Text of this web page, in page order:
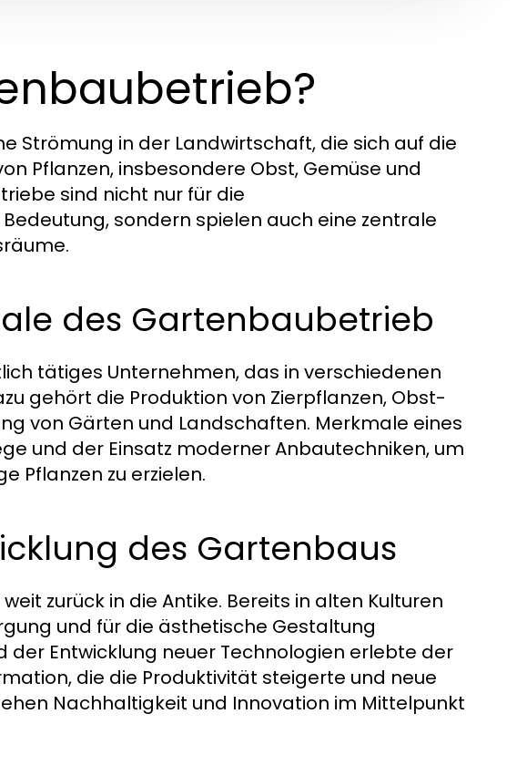
Strömung in der Landwirtschaft, die sich auf die
Pflanzen, insbesondere Obst, Gemüse und
sind nicht nur für die
sondern spielen auch eine zentrale
des Gartenbaubetrieb
tätiges Unternehmen, das in verschiedenen
gehört die Produktion von Zierpflanzen, Obst-
von Gärten und Landschaften. Merkmale eines
und der Einsatz moderner Anbautechniken, um
Pflanzen zu erzielen.
des Gartenbaus
zurück in die Antike. Bereits in alten Kulturen
und für die ästhetische Gestaltung
Entwicklung neuer Technologien erlebte der
die die Produktivität steigerte und neue
Nachhaltigkeit und Innovation im Mittelpunkt